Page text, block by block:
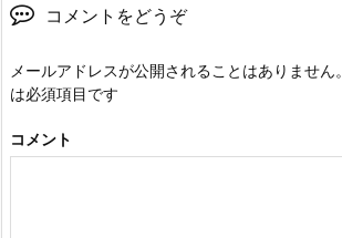
コメントをどうぞ
メールアドレスが公開されることはありません。
は必須項目です
コメント